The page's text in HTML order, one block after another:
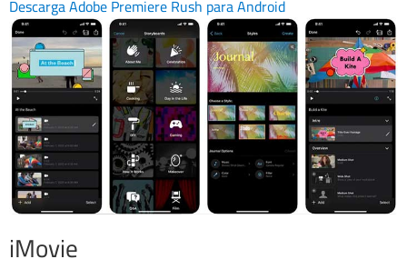
Descarga Adobe Premiere Rush para Android
iMovie